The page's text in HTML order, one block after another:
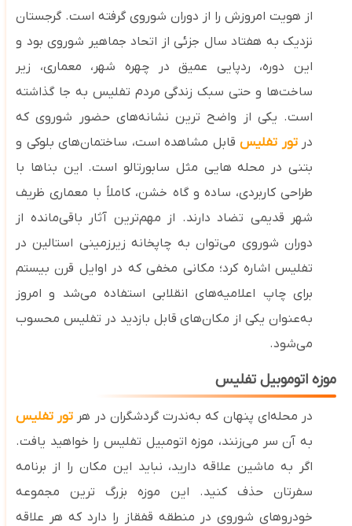
از هویت امروزش را از دوران شوروی گرفته است. گرجستان
نزدیک به هفتاد سال جزئی از اتحاد جماهیر شوروی بود و
این دوره، ردپایی عمیق در چهره شهر، معماری، زیر
ساخت‌ها و حتی سبک زندگی مردم تفلیس به جا گذاشته
است. یکی از واضح‌ ترین نشانه‌های حضور شوروی که
در
تور تفلیسقابل ‌مشاهده ‌است، ساختمان‌های بلوکی و
بتنی در محله ‌هایی مثل سابورتالو است. این بناها با
طراحی کاربردی، ساده و گاه خشن، کاملاً با معماری ظریف
شهر قدیمی تضاد دارند. از مهم‌ترین آثار باقی‌مانده از
دوران شوروی می‌توان به چاپخانه زیرزمینی استالین در
تفلیس اشاره کرد؛ مکانی مخفی که در اوایل قرن بیستم
برای چاپ اعلامیه‌های انقلابی استفاده می‌شد و امروز
به‌عنوان یکی از مکان‌های قابل بازدید در تفلیس محسوب
می‌شود.
موزه اتوموبیل تفلیس
در محله‌ای پنهان که به‌ندرت گردشگران در هرتور تفلیس
به آن سر می‌زنند، موزه اتومبیل تفلیس را خواهید یافت.
اگر به ماشین علاقه دارید، نباید این مکان را از برنامه
سفرتان حذف کنید. این موزه بزرگ‌ ترین مجموعه
خودروهای شوروی در منطقه قفقاز را دارد که هر علاقه